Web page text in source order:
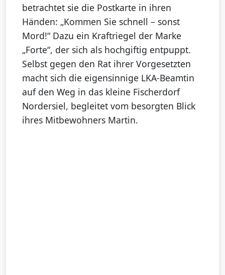
betrachtet sie die Postkarte in ihren
Händen: „Kommen Sie schnell – sonst
Mord!“ Dazu ein Kraftriegel der Marke
„Forte“, der sich als hochgiftig entpuppt.
Selbst gegen den Rat ihrer Vorgesetzten
macht sich die eigensinnige LKA-Beamtin
auf den Weg in das kleine Fischerdorf
Nordersiel, begleitet vom besorgten Blick
ihres Mitbewohners Martin.